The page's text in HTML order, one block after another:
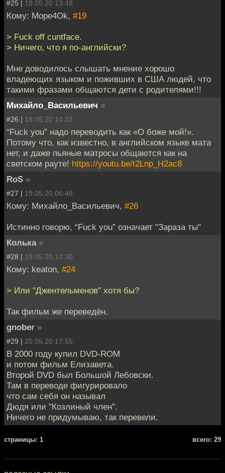
#25 | 18.05.20 13:48
Кому: Mope4Ok, #19
> Fuck off cuntface.
> Ничего, что я по-английски?
Мне доводилось слышать мнение хорошо
владеющих языком и поживших в США людей, что
такими фразами общаются дети с родителями!!!
Михайло_Васильевич »
#26 | 18.05.20 14:33
“Fuck you” надо переводить как «О боже мой!».
Потому что, как известно, в английском языке мата
нет, и даже пьяные матросы общаются как на
светском рауте! https://youtu.be/t2Lnp_H2ac8
RoS »
#27 | 19.05.20 06:48
Кому: Михайло_Васильевич, #26
Истинно говорю, “Fuck you” означает "Зараза ты"
Колька »
#28 | 19.05.20 13:30
Кому: keaton, #24
> Или "Джентельменов" хотя бы?
Так фильм же переведён.
gnober »
#29 | 20.05.20 17:55
В 2000 году купил DVD-ROM
и потом фильм Елизавета.
Второй DVD был Большой Лебовски.
Там в переводе фигурировало
что сам себя он называл
Дюдя или "Козлиный член".
Ничего не придумываю, так перевели.
cтраницы: 1 всего: 29